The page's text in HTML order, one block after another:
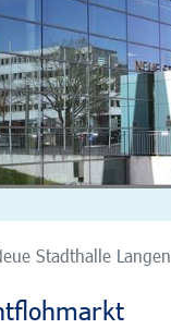
Stadthalle Langen